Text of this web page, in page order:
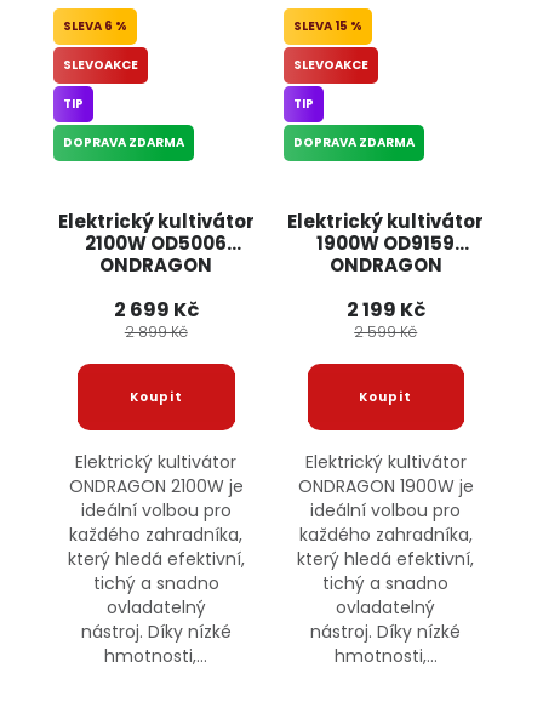
Elektrický kultivátor
2100W OD5006
ONDRAGON
6 %
SLEVOAKCE
TIP
DOPRAVA ZDARMA
2 699 Kč
2 899 Kč
Elektrický kultivátor
ONDRAGON 2100W je
ideální volbou pro
každého zahradníka,
který hledá efektivní,
tichý a snadno
ovladatelný
nástroj. Díky nízké
hmotnosti,...
Elektrický kultivátor
1900W OD9159
ONDRAGON
15 %
SLEVOAKCE
TIP
DOPRAVA ZDARMA
2 199 Kč
2 599 Kč
Elektrický kultivátor
ONDRAGON 1900W je
ideální volbou pro
každého zahradníka,
který hledá efektivní,
tichý a snadno
ovladatelný
nástroj. Díky nízké
hmotnosti,...